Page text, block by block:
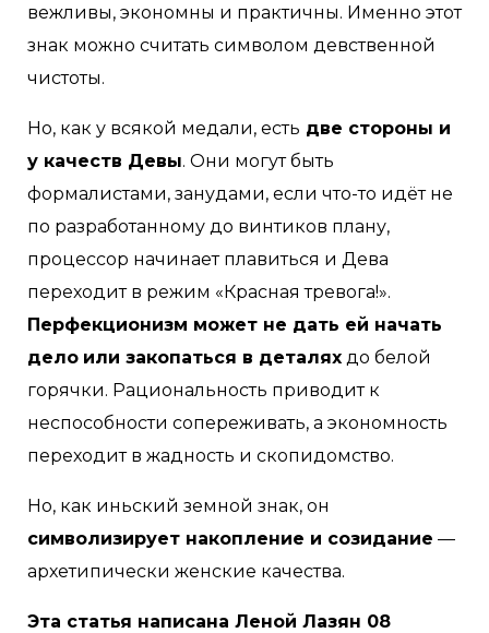
вежливы, экономны и практичны. Именно этот
знак можно считать символом девственной
чистоты.
Но, как у всякой медали, есть две стороны и
у качеств Девы. Они могут быть
формалистами, занудами, если что-то идёт не
по разработанному до винтиков плану,
процессор начинает плавиться и Дева
переходит в режим «Красная тревога!».
Перфекционизм может не дать ей начать
дело или закопаться в деталях до белой
горячки. Рациональность приводит к
неспособности сопереживать, а экономность
переходит в жадность и скопидомство.
Но, как иньский земной знак, он
символизирует накопление и созидание —
архетипически женские качества.
Эта статья написана Леной Лазян 08